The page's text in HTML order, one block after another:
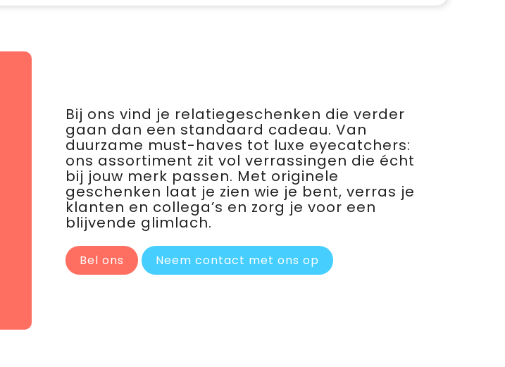
Bij ons vind je relatiegeschenken die verder
gaan dan een standaard cadeau. Van
duurzame must-haves tot luxe eyecatchers:
ons assortiment zit vol verrassingen die écht
bij jouw merk passen. Met originele
geschenken laat je zien wie je bent, verras je
klanten en collega’s en zorg je voor een
blijvende glimlach.
Bel ons Neem contact met ons op